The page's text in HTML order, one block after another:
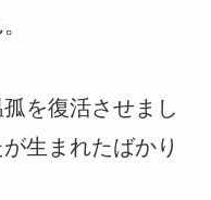
を復活させまし
生まれたばかり